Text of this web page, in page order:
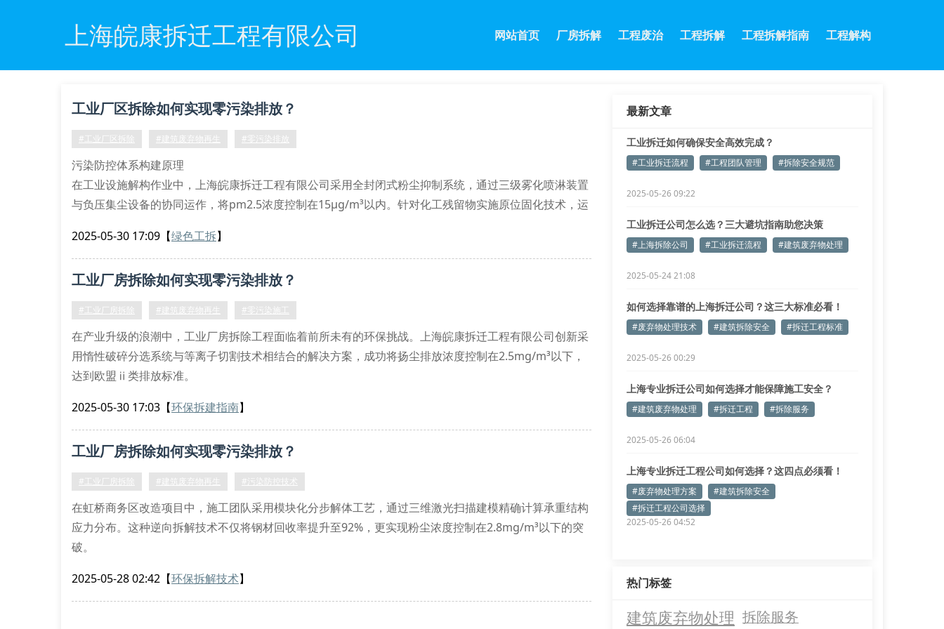
上海皖康拆迁工程有限公司 网站首页 厂房拆解 工程废治 工程拆解 工程拆解指南 工程解构
工业厂区拆除如何实现零污染排放？
#工业厂区拆除 #建筑废弃物再生 #零污染排放
污染防控体系构建原理
在工业设施解构作业中，上海皖康拆迁工程有限公司采用全封闭式粉尘抑制系统，通过三级雾化喷淋装置
与负压集尘设备的协同运作，将pm2.5浓度控制在15μg/m³以内。针对化工残留物实施原位固化技术，运
挥发性有机物治理采用rto蓄热式焚烧装置
石棉纤维清除配备hepa过滤单元
2025-05-30 17:09 【绿色工拆】
工业厂房拆除如何实现零污染排放？
#工业厂房拆除 #建筑废弃物再生 #零污染施工
在产业升级的浪潮中，工业厂房拆除工程面临着前所未有的环保挑战。上海皖康拆迁工程有限公司创新采
用惰性破碎分选系统与等离子切割技术相结合的解决方案，成功将扬尘排放浓度控制在2.5mg/m³以下，
达到欧盟ⅱ类排放标准。
针对钢结构厂房的特种拆除作业，我们构建了三级防控体系：首先运用微差爆破预切割工艺实现精准解
体，随后通过负压式粉尘收集装置进行实时吸附，最后采用生物酶抑尘剂喷洒系统完
2025-05-30 17:03 【环保拆建指南】
工业厂房拆除如何实现零污染排放？
#工业厂房拆除 #建筑废弃物再生 #污染防控技术
在虹桥商务区改造项目中，施工团队采用模块化分步解体工艺，通过三维激光扫描建模精确计算承重结构
应力分布。这种逆向拆解技术不仅将钢材回收率提升至92%，更实现粉尘浓度控制在2.8mg/m³以下的突
破。
液压脉冲破碎机处理高强度混凝土基座
等离子切割系统分解特种合金管道
2025-05-28 02:42 【环保拆解技术】
最新文章
工业拆迁如何确保安全高效完成？
#工业拆迁流程 #工程团队管理 #拆除安全规范
2025-05-26 09:22
工业拆迁公司怎么选？三大避坑指南助您决策
#上海拆除公司 #工业拆迁流程 #建筑废弃物处理
2025-05-24 21:08
如何选择靠谱的上海拆迁公司？这三大标准必看！
#废弃物处理技术 #建筑拆除安全 #拆迁工程标准
2025-05-26 00:29
上海专业拆迁公司如何选择才能保障施工安全？
#建筑废弃物处理 #拆迁工程 #拆除服务
2025-05-26 06:04
上海专业拆迁工程公司如何选择？这四点必须看！
#废弃物处理方案
#建筑拆除安全
#拆迁工程公司选择
2025-05-26 04:52
热门标签
建筑废弃物处理 拆除服务